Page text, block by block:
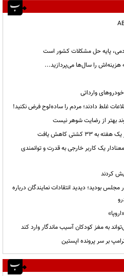
پایه حل مشکلات کشور است
وارداتی
غلط دادند؛ مردم را ساده‌لوح فرض نکنید!
بهتر از رضایت شوهر نیست
کشتی کاهش یافت
یک کاربر خارجی به قدرت و توانمندی
کردند
بودید؛ دیدید انتقادات نمایندگان درباره
به مغز کودکان آسیب ماندگار وارد کند
بر سر پرونده اپستین